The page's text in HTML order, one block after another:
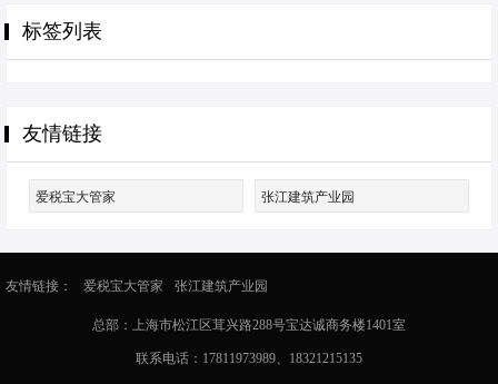
标签列表
友情链接
爱税宝大管家 张江建筑产业园
友情链接： 爱税宝大管家 张江建筑产业园
总部：上海市松江区茸兴路288号宝达诚商务楼1401室
联系电话：17811973989、18321215135